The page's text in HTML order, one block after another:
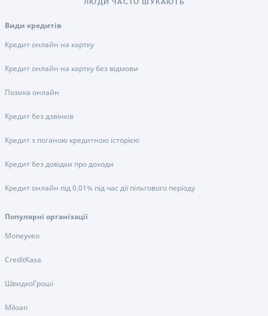
ЛЮДИ ЧАСТО ШУКАЮТЬ
Види кредитів
Кредит онлайн на картку
Кредит онлайн на картку без відмови
Позика онлайн
Кредит без дзвінків
Кредит з поганою кредитною історією
Кредит без довідки про доходи
Кредит онлайн під 0,01% під час дії пільгового періоду
Популярні організації
Moneyveo
CreditKasa
ШвидкоГроші
Miloan